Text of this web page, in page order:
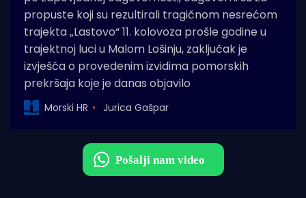
propuste koji su rezultirali tragičnom nesrećom
trajekta „Lastovo“ 11. kolovoza prošle godine u
trajektnoj luci u Malom Lošinju, zaključak je
izvješća o provedenim izvidima pomorskih
prekršaja koje je danas objavilo
Morski HR Jurica Gašpar